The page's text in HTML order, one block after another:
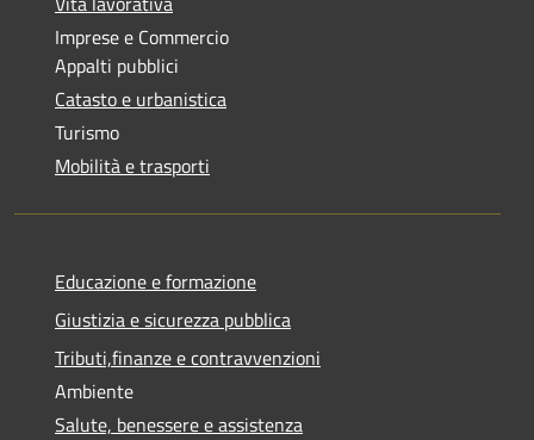
Imprese e Commercio
Appalti pubblici
Catasto e urbanistica
Turismo
Mobilità e trasporti
Educazione e formazione
Giustizia e sicurezza pubblica
Tributi,finanze e contravvenzioni
Ambiente
Salute, benessere e assistenza